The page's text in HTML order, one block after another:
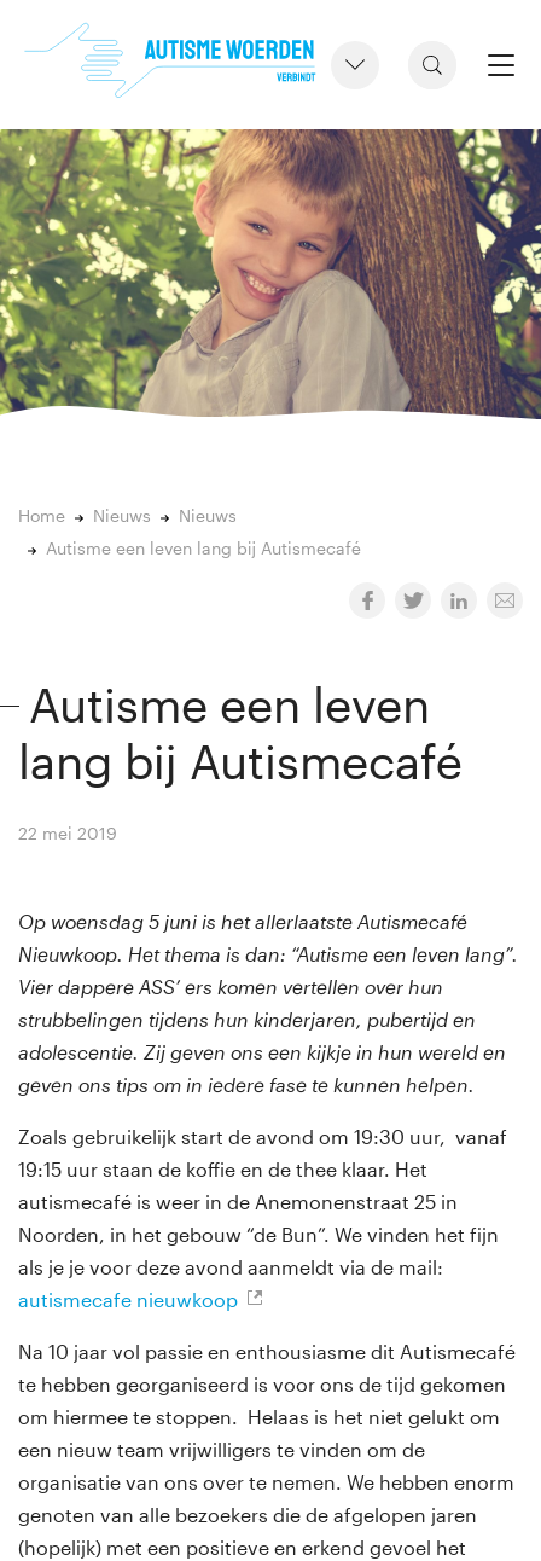
Home Nieuws
Nieuws
Autisme een leven lang bij Autismecafé
Autisme een leven
lang bij Autismecafé
22 mei 2019
Op woensdag 5 juni is het allerlaatste Autismecafé
Nieuwkoop. Het thema is dan: “Autisme een leven lang”.
Vier dappere ASS’ ers komen vertellen over hun
strubbelingen tijdens hun kinderjaren, pubertijd en
adolescentie. Zij geven ons een kijkje in hun wereld en
geven ons tips om in iedere fase te kunnen helpen.
Zoals gebruikelijk start de avond om 19:30 uur, vanaf
19:15 uur staan de koffie en de thee klaar. Het
autismecafé is weer in de Anemonenstraat 25 in
Noorden, in het gebouw “de Bun”. We vinden het fijn
als je je voor deze avond aanmeldt via de mail:
autismecafe nieuwkoop
Na 10 jaar vol passie en enthousiasme dit Autismecafé
te hebben georganiseerd is voor ons de tijd gekomen
om hiermee te stoppen. Helaas is het niet gelukt om
een nieuw team vrijwilligers te vinden om de
organisatie van ons over te nemen. We hebben enorm
genoten van alle bezoekers die de afgelopen jaren
(hopelijk) met een positieve en erkend gevoel het